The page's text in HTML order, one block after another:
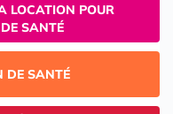
LOCATION POUR
SANTÉ
DE SANTÉ